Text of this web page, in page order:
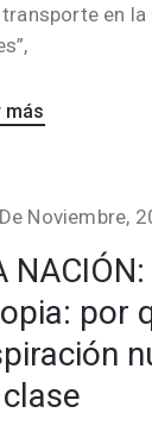
en la
más
Noviembre,
por